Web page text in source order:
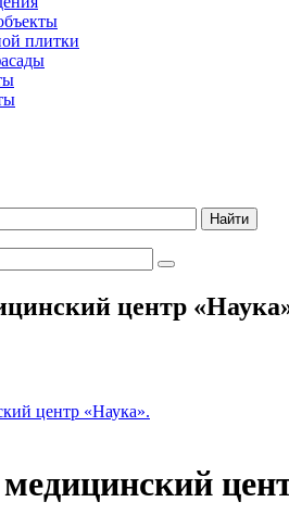
плитки
Найти
центр
центр «Наука».